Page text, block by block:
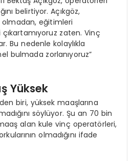
belirtiyor. Açıkgöz,
olmadan, eğitimleri
zaten. Vinç
Bu nedenle kolaylıkla
bulmada zorlanıyoruz”
Yüksek
biri, yüksek maaşlarına
söylüyor. Şu an 70 bin
alan kule vinç operatörleri,
olmadığını ifade